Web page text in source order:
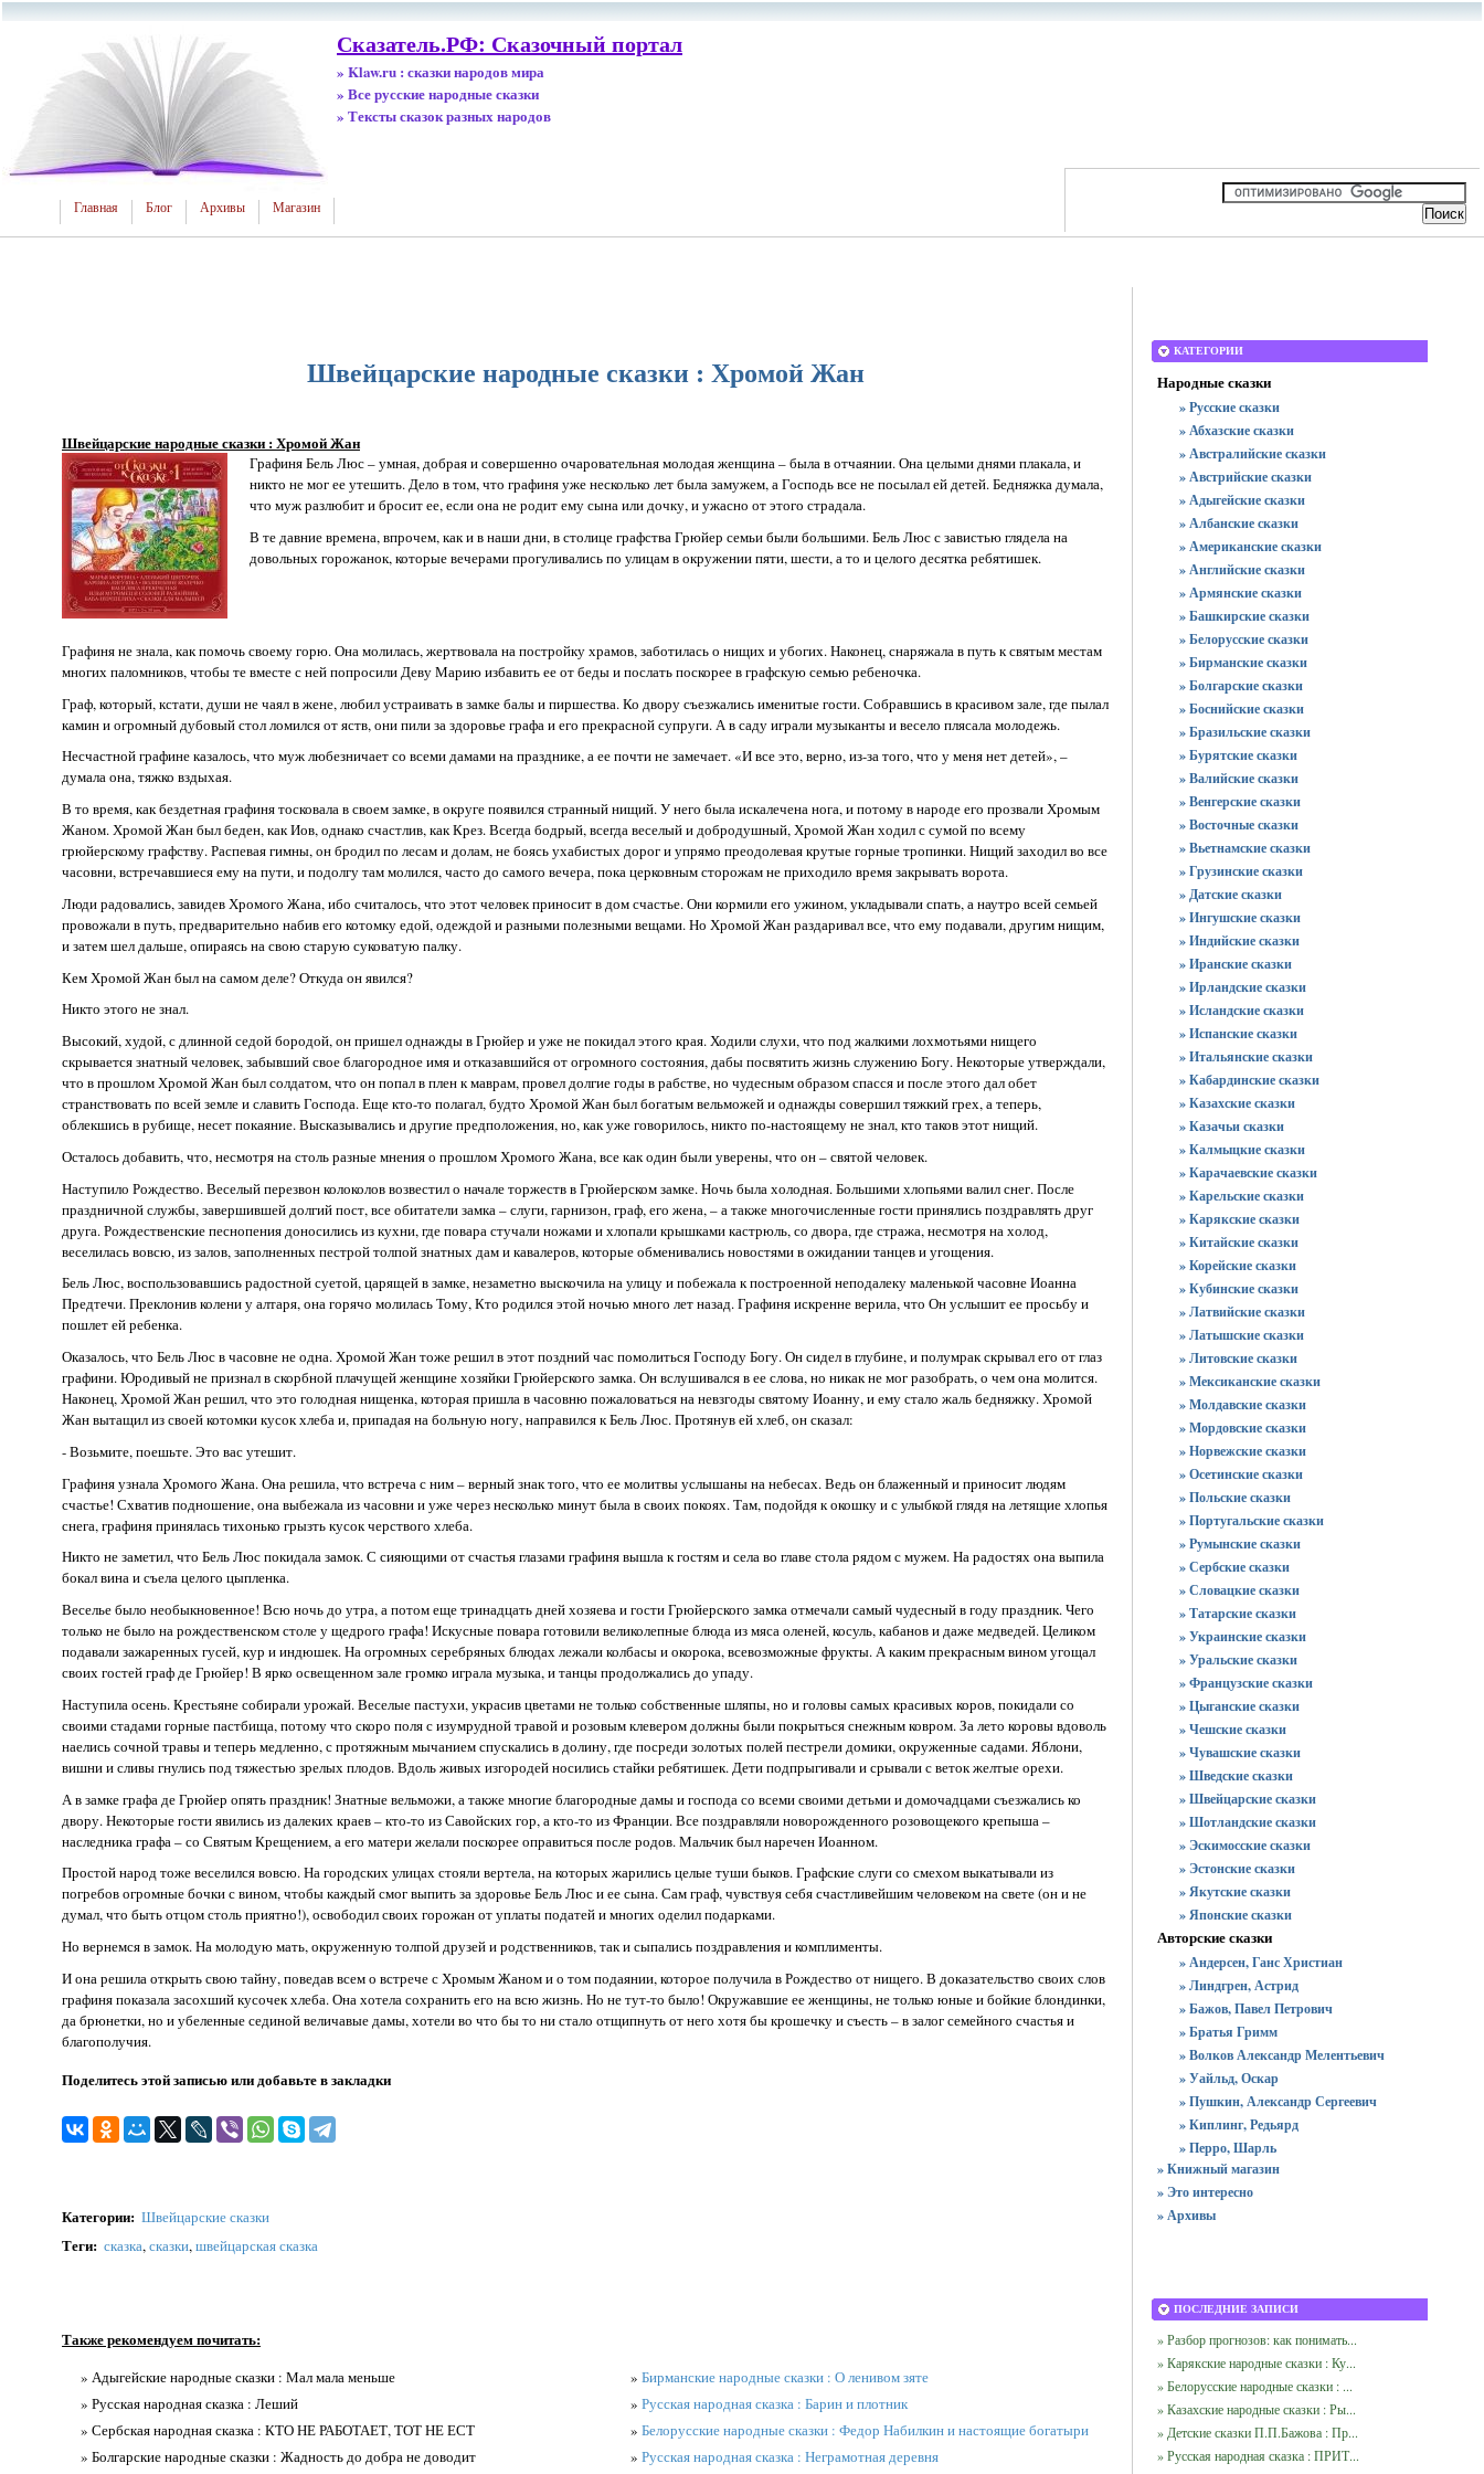
Сказатель.РФ: Сказочный портал
» Klaw.ru : сказки народов мира
» Все русские народные сказки
» Тексты сказок разных народов
Главная Блог Архивы Магазин
Швейцарские народные сказки : Хромой Жан
Швейцарские народные сказки : Хромой Жан
Графиня Бель Люс – умная, добрая и совершенно очаровательная молодая женщина – была в отчаянии. Она целыми днями плакала, и
никто не мог ее утешить. Дело в том, что графиня уже несколько лет была замужем, а Господь все не посылал ей детей. Бедняжка думала,
что муж разлюбит и бросит ее, если она не родит ему сына или дочку, и ужасно от этого страдала.
В те давние времена, впрочем, как и в наши дни, в столице графства Грюйер семьи были большими. Бель Люс с завистью глядела на
довольных горожанок, которые вечерами прогуливались по улицам в окружении пяти, шести, а то и целого десятка ребятишек.
Графиня не знала, как помочь своему горю. Она молилась, жертвовала на постройку храмов, заботилась о нищих и убогих. Наконец, снаряжала в путь к святым местам
многих паломников, чтобы те вместе с ней попросили Деву Марию избавить ее от беды и послать поскорее в графскую семью ребеночка.
Граф, который, кстати, души не чаял в жене, любил устраивать в замке балы и пиршества. Ко двору съезжались именитые гости. Собравшись в красивом зале, где пылал
камин и огромный дубовый стол ломился от яств, они пили за здоровье графа и его прекрасной супруги. А в саду играли музыканты и весело плясала молодежь.
Несчастной графине казалось, что муж любезничает со всеми дамами на празднике, а ее почти не замечает. «И все это, верно, из-за того, что у меня нет детей», –
думала она, тяжко вздыхая.
В то время, как бездетная графиня тосковала в своем замке, в округе появился странный нищий. У него была искалечена нога, и потому в народе его прозвали Хромым
Жаном. Хромой Жан был беден, как Иов, однако счастлив, как Крез. Всегда бодрый, всегда веселый и добродушный, Хромой Жан ходил с сумой по всему
грюйерскому графству. Распевая гимны, он бродил по лесам и долам, не боясь ухабистых дорог и упрямо преодолевая крутые горные тропинки. Нищий заходил во все
часовни, встречавшиеся ему на пути, и подолгу там молился, часто до самого вечера, пока церковным сторожам не приходило время закрывать ворота.
Люди радовались, завидев Хромого Жана, ибо считалось, что этот человек приносит в дом счастье. Они кормили его ужином, укладывали спать, а наутро всей семьей
провожали в путь, предварительно набив его котомку едой, одеждой и разными полезными вещами. Но Хромой Жан раздаривал все, что ему подавали, другим нищим,
и затем шел дальше, опираясь на свою старую суковатую палку.
Кем Хромой Жан был на самом деле? Откуда он явился?
Никто этого не знал.
Высокий, худой, с длинной седой бородой, он пришел однажды в Грюйер и уже не покидал этого края. Ходили слухи, что под жалкими лохмотьями нищего
скрывается знатный человек, забывший свое благородное имя и отказавшийся от огромного состояния, дабы посвятить жизнь служению Богу. Некоторые утверждали,
что в прошлом Хромой Жан был солдатом, что он попал в плен к маврам, провел долгие годы в рабстве, но чудесным образом спасся и после этого дал обет
странствовать по всей земле и славить Господа. Еще кто-то полагал, будто Хромой Жан был богатым вельможей и однажды совершил тяжкий грех, а теперь,
облекшись в рубище, несет покаяние. Высказывались и другие предположения, но, как уже говорилось, никто по-настоящему не знал, кто таков этот нищий.
Осталось добавить, что, несмотря на столь разные мнения о прошлом Хромого Жана, все как один были уверены, что он – святой человек.
Наступило Рождество. Веселый перезвон колоколов возвестил о начале торжеств в Грюйерском замке. Ночь была холодная. Большими хлопьями валил снег. После
праздничной службы, завершившей долгий пост, все обитатели замка – слуги, гарнизон, граф, его жена, – а также многочисленные гости принялись поздравлять друг
друга. Рождественские песнопения доносились из кухни, где повара стучали ножами и хлопали крышками кастрюль, со двора, где стража, несмотря на холод,
веселилась вовсю, из залов, заполненных пестрой толпой знатных дам и кавалеров, которые обменивались новостями в ожидании танцев и угощения.
Бель Люс, воспользовавшись радостной суетой, царящей в замке, незаметно выскочила на улицу и побежала к построенной неподалеку маленькой часовне Иоанна
Предтечи. Преклонив колени у алтаря, она горячо молилась Тому, Кто родился этой ночью много лет назад. Графиня искренне верила, что Он услышит ее просьбу и
пошлет ей ребенка.
Оказалось, что Бель Люс в часовне не одна. Хромой Жан тоже решил в этот поздний час помолиться Господу Богу. Он сидел в глубине, и полумрак скрывал его от глаз
графини. Юродивый не признал в скорбной плачущей женщине хозяйки Грюйерского замка. Он вслушивался в ее слова, но никак не мог разобрать, о чем она молится.
Наконец, Хромой Жан решил, что это голодная нищенка, которая пришла в часовню пожаловаться на невзгоды святому Иоанну, и ему стало жаль бедняжку. Хромой
Жан вытащил из своей котомки кусок хлеба и, припадая на больную ногу, направился к Бель Люс. Протянув ей хлеб, он сказал:
- Возьмите, поешьте. Это вас утешит.
Графиня узнала Хромого Жана. Она решила, что встреча с ним – верный знак того, что ее молитвы услышаны на небесах. Ведь он блаженный и приносит людям
счастье! Схватив подношение, она выбежала из часовни и уже через несколько минут была в своих покоях. Там, подойдя к окошку и с улыбкой глядя на летящие хлопья
снега, графиня принялась тихонько грызть кусок черствого хлеба.
Никто не заметил, что Бель Люс покидала замок. С сияющими от счастья глазами графиня вышла к гостям и села во главе стола рядом с мужем. На радостях она выпила
бокал вина и съела целого цыпленка.
Веселье было необыкновенное! Всю ночь до утра, а потом еще тринадцать дней хозяева и гости Грюйерского замка отмечали самый чудесный в году праздник. Чего
только не было на рождественском столе у щедрого графа! Искусные повара готовили великолепные блюда из мяса оленей, косуль, кабанов и даже медведей. Целиком
подавали зажаренных гусей, кур и индюшек. На огромных серебряных блюдах лежали колбасы и окорока, всевозможные фрукты. А каким прекрасным вином угощал
своих гостей граф де Грюйер! В ярко освещенном зале громко играла музыка, и танцы продолжались до упаду.
Наступила осень. Крестьяне собирали урожай. Веселые пастухи, украсив цветами не только собственные шляпы, но и головы самых красивых коров, покидали со
своими стадами горные пастбища, потому что скоро поля с изумрудной травой и розовым клевером должны были покрыться снежным ковром. За лето коровы вдоволь
наелись сочной травы и теперь медленно, с протяжным мычанием спускались в долину, где посреди золотых полей пестрели домики, окруженные садами. Яблони,
вишни и сливы гнулись под тяжестью зрелых плодов. Вдоль живых изгородей носились стайки ребятишек. Дети подпрыгивали и срывали с веток желтые орехи.
А в замке графа де Грюйер опять праздник! Знатные вельможи, а также многие благородные дамы и господа со всеми своими детьми и домочадцами съезжались ко
двору. Некоторые гости явились из далеких краев – кто-то из Савойских гор, а кто-то из Франции. Все поздравляли новорожденного розовощекого крепыша –
наследника графа – со Святым Крещением, а его матери желали поскорее оправиться после родов. Мальчик был наречен Иоанном.
Простой народ тоже веселился вовсю. На городских улицах стояли вертела, на которых жарились целые туши быков. Графские слуги со смехом выкатывали из
погребов огромные бочки с вином, чтобы каждый смог выпить за здоровье Бель Люс и ее сына. Сам граф, чувствуя себя счастливейшим человеком на свете (он и не
думал, что быть отцом столь приятно!), освободил своих горожан от уплаты податей и многих оделил подарками.
Но вернемся в замок. На молодую мать, окруженную толпой друзей и родственников, так и сыпались поздравления и комплименты.
И она решила открыть свою тайну, поведав всем о встрече с Хромым Жаном и о том подаянии, которое получила в Рождество от нищего. В доказательство своих слов
графиня показала засохший кусочек хлеба. Она хотела сохранить его на всю жизнь. Но не тут-то было! Окружавшие ее женщины, не только юные и бойкие блондинки,
да брюнетки, но и убеленные сединой величавые дамы, хотели во что бы то ни стало отщипнуть от него хотя бы крошечку и съесть – в залог семейного счастья и
благополучия.
Поделитесь этой записью или добавьте в закладки
Категории: Швейцарские сказки
Теги: сказка,сказки,швейцарская сказка
Также рекомендуем почитать:
» Адыгейские народные сказки : Мал мала меньше
» Русская народная сказка : Леший
» Сербская народная сказка : КТО НЕ РАБОТАЕТ, ТОТ НЕ ЕСТ
» Болгарские народные сказки : Жадность до добра не доводит
» Бирманские народные сказки : О ленивом зяте
» Русская народная сказка : Барин и плотник
» Белорусские народные сказки : Федор Набилкин и настоящие богатыри
» Русская народная сказка : Неграмотная деревня
КАТЕГОРИИ
Народные сказки
» Русские сказки
» Абхазские сказки
» Австралийские сказки
» Австрийские сказки
» Адыгейские сказки
» Албанские сказки
» Американские сказки
» Английские сказки
» Армянские сказки
» Башкирские сказки
» Белорусские сказки
» Бирманские сказки
» Болгарские сказки
» Боснийские сказки
» Бразильские сказки
» Бурятские сказки
» Валийские сказки
» Венгерские сказки
» Восточные сказки
» Вьетнамские сказки
» Грузинские сказки
» Датские сказки
» Ингушские сказки
» Индийские сказки
» Иранские сказки
» Ирландские сказки
» Исландские сказки
» Испанские сказки
» Итальянские сказки
» Кабардинские сказки
» Казахские сказки
» Казачьи сказки
» Калмыцкие сказки
» Карачаевские сказки
» Карельские сказки
» Карякские сказки
» Китайские сказки
» Корейские сказки
» Кубинские сказки
» Латвийские сказки
» Латышские сказки
» Литовские сказки
» Мексиканские сказки
» Молдавские сказки
» Мордовские сказки
» Норвежские сказки
» Осетинские сказки
» Польские сказки
» Португальские сказки
» Румынские сказки
» Сербские сказки
» Словацкие сказки
» Татарские сказки
» Украинские сказки
» Уральские сказки
» Французские сказки
» Цыганские сказки
» Чешские сказки
» Чувашские сказки
» Шведские сказки
» Швейцарские сказки
» Шотландские сказки
» Эскимосские сказки
» Эстонские сказки
» Якутские сказки
» Японские сказки
Авторские сказки
» Андерсен, Ганс Христиан
» Линдгрен, Астрид
» Бажов, Павел Петрович
» Братья Гримм
» Волков Александр Мелентьевич
» Уайльд, Оскар
» Пушкин, Александр Сергеевич
» Киплинг, Редьярд
» Перро, Шарль
» Книжный магазин
» Это интересно
» Архивы
ПОСЛЕДНИЕ ЗАПИСИ
» Разбор прогнозов: как понимать...
» Карякские народные сказки : Ку...
» Белорусские народные сказки : ...
» Казахские народные сказки : Ры...
» Детские сказки П.П.Бажова : Пр...
» Русская народная сказка : ПРИТ...